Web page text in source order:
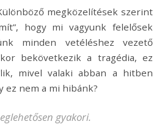
megközelítések szerint
hogy mi vagyunk felelősek
minden vetéléshez vezető
bekövetkezik a tragédia, ez
mivel valaki abban a hitben
nem a mi hibánk?
gyakori.